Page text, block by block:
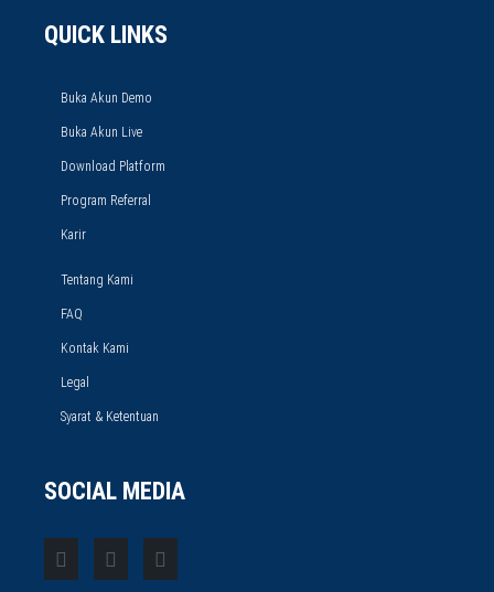
QUICK LINKS
Buka Akun Demo
Buka Akun Live
Download Platform
Program Referral
Karir
Tentang Kami
FAQ
Kontak Kami
Legal
Syarat & Ketentuan
SOCIAL MEDIA